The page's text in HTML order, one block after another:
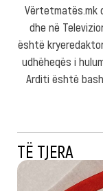
Vërtetmatës.mk
dhe në
është kryeredaktor
udhëheqës i
Arditi është
TË TJERA